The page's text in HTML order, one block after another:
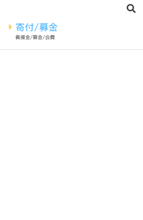
寄付/募金
義援金/募金/会費